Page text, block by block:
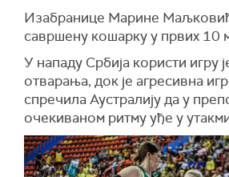
Изабранице Марине Маљковић
савршену кошарку у првих 10
У нападу Србија користи игру
отварања, док је агресивна
спречила Аустралију да у
очекиваном ритму уђе у